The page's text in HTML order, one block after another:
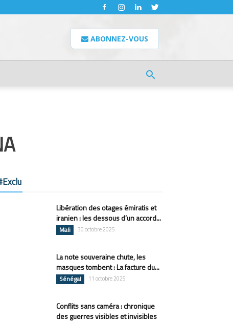
ABONNEZ-VOUS
Libération des otages émiratis et
iranien : les dessous d’un accord...
Mali 30 octobre 2025
La note souveraine chute, les
masques tombent : La facture du...
Sénégal 11 octobre 2025
Conflits sans caméra : chronique
des guerres visibles et invisibles